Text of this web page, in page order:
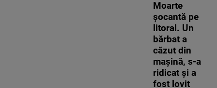
Moarte
șocantă pe
litoral. Un
bărbat a
căzut din
mașină, s-a
ridicat și a
fost lovit